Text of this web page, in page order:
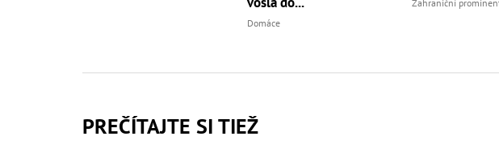
Domáce
Zahraniční
PREČÍTAJTE SI TIEŽ